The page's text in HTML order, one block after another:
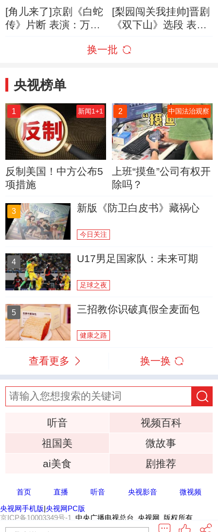
[角儿来了]京剧《白蛇
传》片断 表演：万晓
[梨园闯关我挂帅]晋剧
《双下山》选段 表
换一批
央视榜单
1 新闻1+1
反制美国！中方公布5
项措施
2 中国法治观察
上班“摸鱼”公司有权开
除吗？
3 新版《防卫白皮书》藏祸心
今日关注
4 U17男足国家队：未来可期
足球之夜
5 三招教你识破真假全麦面包
健康之路
查看更多 换一换
听音
视频百科
祖国美
微故事
ai美食
剧推荐
首页 直播 听音 央视影音
微视频
央视网手机版|央视网PC版
京ICP备10003349号-1
中央广播电视总台 央视网 版权所有